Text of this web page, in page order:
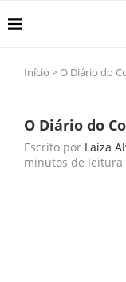
Início > O Diário do
O Diário do
Escrito por Laiza
minutos de leitura